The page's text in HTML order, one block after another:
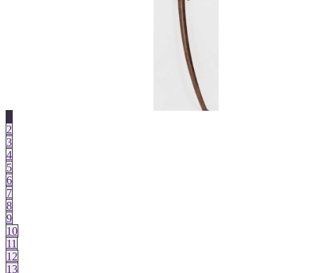
1
2
3
4
5
6
7
8
9
10
11
12
13